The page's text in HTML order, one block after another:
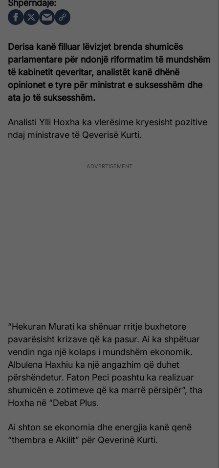
Derisa kanë filluar lëvizjet brenda shumicës
parlamentare për ndonjë riformatim të mundshëm
të kabinetit qeveritar, analistët kanë dhënë
opinionet e tyre për ministrat e suksesshëm dhe
ata jo të suksesshëm.
Analisti Ylli Hoxha ka vlerësime kryesisht pozitive
ndaj ministrave të Qeverisë Kurti.
“Hekuran Murati ka shënuar rritje buxhetore
pavarësisht krizave që ka pasur. Ai ka shpëtuar
vendin nga një kolaps i mundshëm ekonomik.
Albulena Haxhiu ka një angazhim që duhet
përshëndetur. Faton Peci poashtu ka realizuar
shumicën e zotimeve që ka marrë përsipër”, tha
Hoxha në “Debat Plus.
Ai shton se ekonomia dhe energjia kanë qenë
“thembra e Akilit” për Qeverinë Kurti.